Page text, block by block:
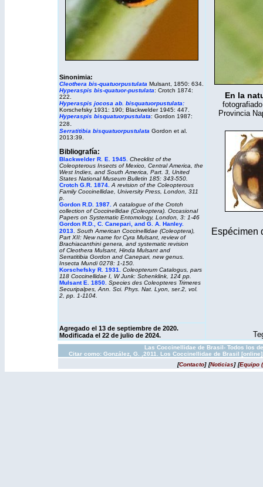
Sinonimia:
Cleothera bis-quatuorpustulata Mulsant, 1850: 634.
Hyperaspis bis-quatuor-pustulata: Crotch 1874:
222.
Hyperaspis jocosa ab. bisquatuorpustulata:
Korschefsky 1931: 190; Blackwelder 1945: 447.
Hyperaspis bisquatuorpustulata: Gordon 1987:
228.
Serratitibia bisquatuorpustulata Gordon et al.
2013:39.
Bibliografía:
Blackwelder R. E. 1945 Checklist of the
Coleopterous Insects of Mexico, Central America, the
West Indies, and South America, Part. 3, United
States National Museum Bulletin 185: 343-550.
Crotch G.R. 1874. A revision of the Coleopterous
Family Coccinellidae, University Press, London, 311
p.
Gordon R.D. 1987. A catalogue of the Crotch
collection of Coccinellidae (Coleoptera). Occasional
Papers on Systematic Entomology, London, 3: 1-46
Gordon R.D., C. Canepari, and G. A. Hanley.
2013. South American Coccinellidae (Coleoptera),
Part XII: New name for Cyra Mulsant, review of
Brachiacanthini genera, and systematic revision
of Cleothera Mulsant, Hinda Mulsant and
Serratitibia Gordon and Canepari, new genus.
Insecta Mundi 0278: 1-150.
Korschefsky R. 1931.
Coleopterum Catalogus , pars
118 Coccinellidae I, W Junk: Schenklink, 124 pp.
Mulsant E. 1850. Species des Coleopteres Trimeres
Securipalpes, Ann. Sci. Phys. Nat. Lyon, ser.2, vol.
2, pp. 1-1104.
En la
Provincia
Espécimen
Agregado el 13 de septiembre de 2020.
Modificada el 22 de julio de 2024.
Las Coccinellidae de Brasil- Todos los
Citar como: González, G. ,2011. Los Coccinellidae de Brasil
[Contacto] [Noticias] [Equipo